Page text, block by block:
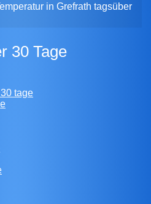
in Grefrath tagsüber
30 Tage
tage